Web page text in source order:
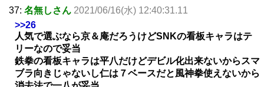
37: 名無しさん 2021/06/16(水) 12:40:31.11
>>26
人気で選ぶなら京＆庵だろうけどSNKの看板キャラはテ
リーなので妥当
鉄拳の看板キャラは平八だけどデビル化出来ないからスマ
ブラ向きじゃないし仁は７ベースだと風神拳使えないから